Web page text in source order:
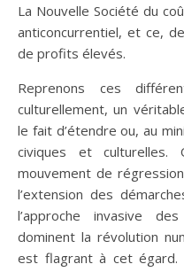
La Nouvelle Société du
anticoncurrentiel, et ce,
de profits élevés.
Reprenons ces
culturellement, un
le fait d’étendre ou, au
civiques et
mouvement de
l’extension des
l’approche invasive
dominent la révolution
est flagrant à cet égard.